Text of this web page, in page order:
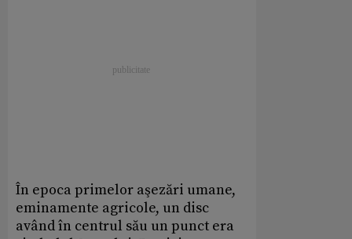
În epoca primelor aşezări umane,
eminamente agricole, un disc
având în centrul său un punct era